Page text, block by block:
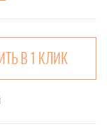
В 1 КЛИК